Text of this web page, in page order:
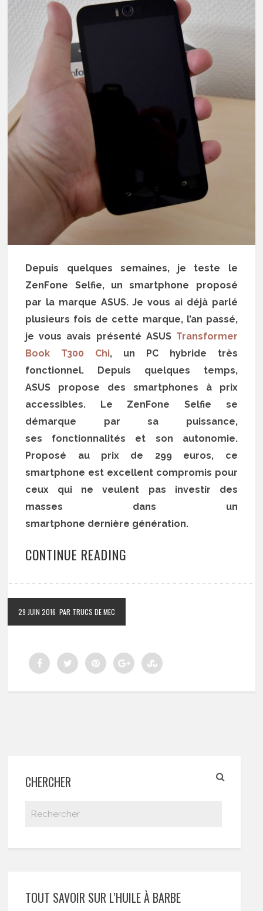
Depuis quelques semaines, je teste le
ZenFone Selfie, un smartphone proposé
par la marque ASUS. Je vous ai déjà parlé
plusieurs fois de cette marque, l’an passé,
je vous avais présenté ASUS Transformer
Book T300 Chi, un PC hybride très
fonctionnel. Depuis quelques temps,
ASUS propose des smartphones à prix
accessibles. Le ZenFone Selfie se
démarque par sa puissance,
ses fonctionnalités et son autonomie.
Proposé au prix de 299 euros, ce
smartphone est excellent compromis pour
ceux qui ne veulent pas investir des
masses dans un
smartphone dernière génération.
CONTINUE READING
29 JUIN 2016 PAR TRUCS DE MEC
CHERCHER
TOUT SAVOIR SUR L’HUILE À BARBE